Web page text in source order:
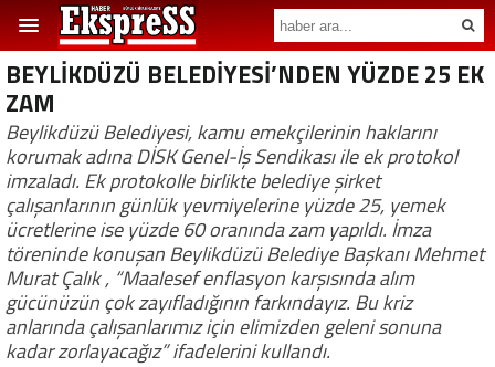
BEYLİKDÜZÜ BELEDİYESİ’NDEN YÜZDE 25 EK
ZAM
Beylikdüzü Belediyesi, kamu emekçilerinin haklarını
korumak adına DİSK Genel-İş Sendikası ile ek protokol
imzaladı. Ek protokolle birlikte belediye şirket
çalışanlarının günlük yevmiyelerine yüzde 25, yemek
ücretlerine ise yüzde 60 oranında zam yapıldı. İmza
töreninde konuşan Beylikdüzü Belediye Başkanı Mehmet
Murat Çalık , “Maalesef enflasyon karşısında alım
gücünüzün çok zayıfladığının farkındayız. Bu kriz
anlarında çalışanlarımız için elimizden geleni sonuna
kadar zorlayacağız” ifadelerini kullandı.